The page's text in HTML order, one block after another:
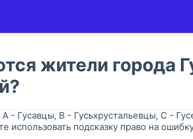
жители города
A - Гусавцы, B - Гусьхрустальевцы, C -
использовать подсказку право на